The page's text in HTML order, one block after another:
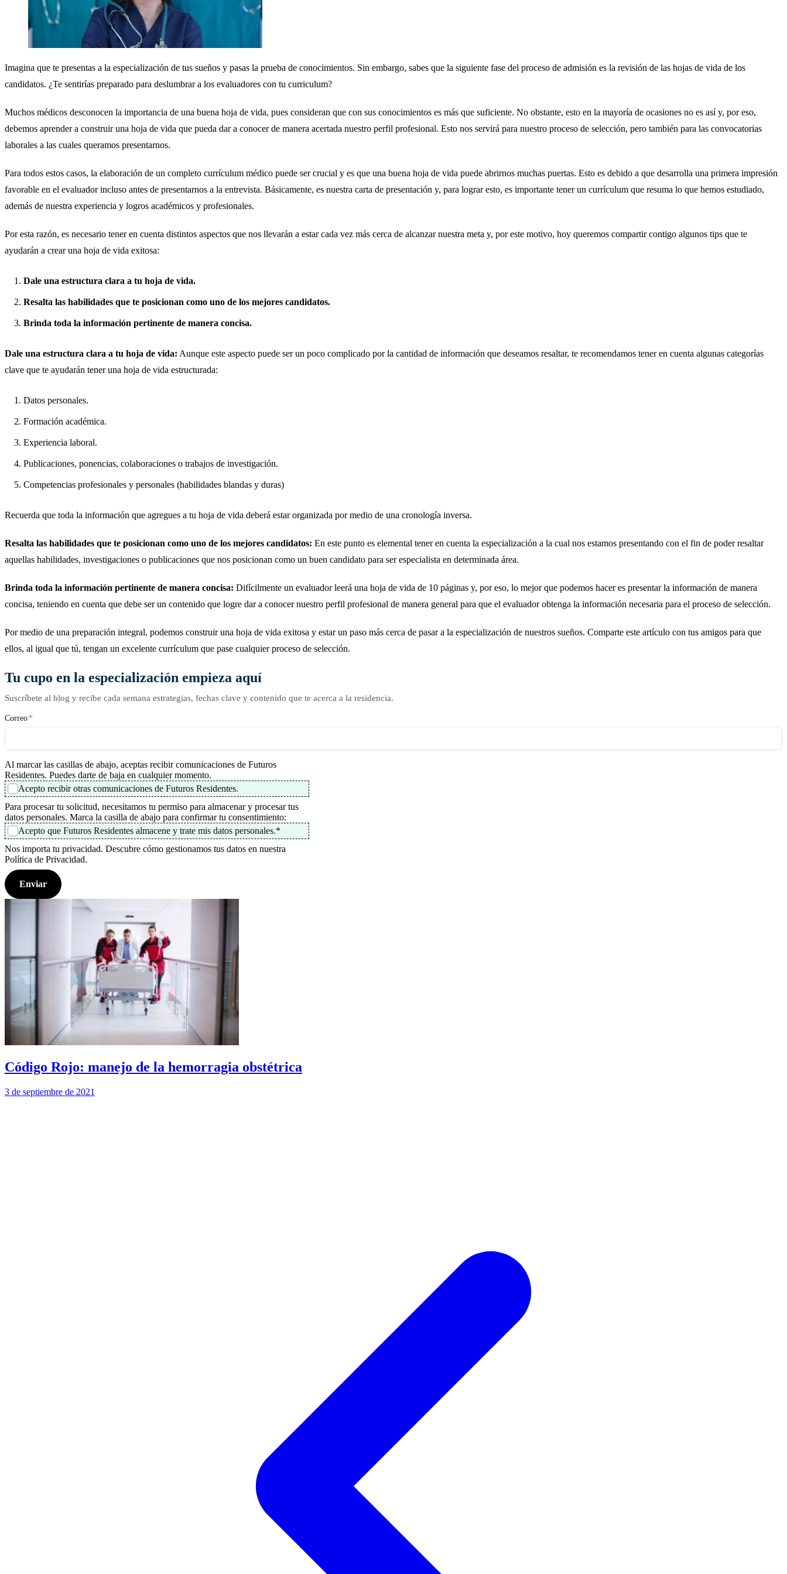
Imagina que te presentas a la especialización de tus sueños y pasas la prueba de conocimientos. Sin embargo, sabes que la siguiente fase del proceso de admisión es la revisión de las hojas de vida de los
candidatos. ¿Te sentirías preparado para deslumbrar a los evaluadores con tu curriculum?
Muchos médicos desconocen la importancia de una buena hoja de vida, pues consideran que con sus conocimientos es más que suficiente. No obstante, esto en la mayoría de ocasiones no es así y, por eso,
debemos aprender a construir una hoja de vida que pueda dar a conocer de manera acertada nuestro perfil profesional. Esto nos servirá para nuestro proceso de selección, pero también para las convocatorias
laborales a las cuales queramos presentarnos.
Para todos estos casos, la elaboración de un completo currículum médico puede ser crucial y es que una buena hoja de vida puede abrirnos muchas puertas. Esto es debido a que desarrolla una primera impresión
favorable en el evaluador incluso antes de presentarnos a la entrevista. Básicamente, es nuestra carta de presentación y, para lograr esto, es importante tener un currículum que resuma lo que hemos estudiado,
además de nuestra experiencia y logros académicos y profesionales.
Por esta razón, es necesario tener en cuenta distintos aspectos que nos llevarán a estar cada vez más cerca de alcanzar nuestra meta y, por este motivo, hoy queremos compartir contigo algunos tips que te
ayudarán a crear una hoja de vida exitosa:
Dale una estructura clara a tu hoja de vida.
Resalta las habilidades que te posicionan como uno de los mejores candidatos.
Brinda toda la información pertinente de manera concisa.
Dale una estructura clara a tu hoja de vida: Aunque este aspecto puede ser un poco complicado por la cantidad de información que deseamos resaltar, te recomendamos tener en cuenta algunas categorías
clave que te ayudarán tener una hoja de vida estructurada:
Datos personales.
Formación académica.
Experiencia laboral.
Publicaciones, ponencias, colaboraciones o trabajos de investigación.
Competencias profesionales y personales (habilidades blandas y duras)
Recuerda que toda la información que agregues a tu hoja de vida deberá estar organizada por medio de una cronología inversa.
Resalta las habilidades que te posicionan como uno de los mejores candidatos: En este punto es elemental tener en cuenta la especialización a la cual nos estamos presentando con el fin de poder resaltar
aquellas habilidades, investigaciones o publicaciones que nos posicionan como un buen candidato para ser especialista en determinada área.
Brinda toda la información pertinente de manera concisa: Difícilmente un evaluador leerá una hoja de vida de 10 páginas y, por eso, lo mejor que podemos hacer es presentar la información de manera
concisa, teniendo en cuenta que debe ser un contenido que logre dar a conocer nuestro perfil profesional de manera general para que el evaluador obtenga la información necesaria para el proceso de selección.
Por medio de una preparación integral, podemos construir una hoja de vida exitosa y estar un paso más cerca de pasar a la especialización de nuestros sueños. Comparte este artículo con tus amigos para que
ellos, al igual que tú, tengan un excelente currículum que pase cualquier proceso de selección.
Tu cupo en la especialización empieza aquí
Suscríbete al blog y recibe cada semana estrategias, fechas clave y contenido que te acerca a la residencia.
Correo *
Al marcar las casillas de abajo, aceptas recibir comunicaciones de Futuros
Residentes. Puedes darte de baja en cualquier momento.
Acepto recibir otras comunicaciones de Futuros Residentes.
Para procesar tu solicitud, necesitamos tu permiso para almacenar y procesar tus
datos personales. Marca la casilla de abajo para confirmar tu consentimiento:
Acepto que Futuros Residentes almacene y trate mis datos personales.*
Nos importa tu privacidad. Descubre cómo gestionamos tus datos en nuestra
Política de Privacidad.
Código Rojo: manejo de la hemorragia obstétrica
3 de septiembre de 2021